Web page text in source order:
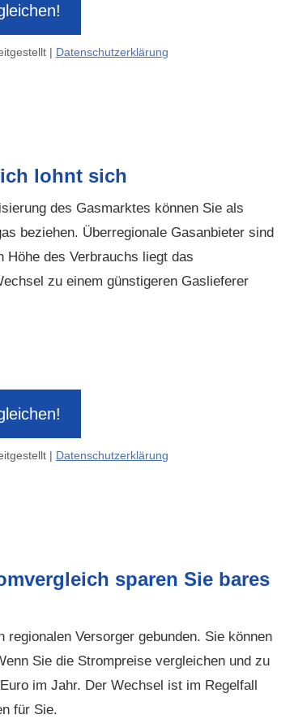
| Datenschutzerklärung
lohnt sich
des Gasmarktes können Sie als
beziehen. Überregionale Gasanbieter sind
des Verbrauchs liegt das
zu einem günstigeren Gaslieferer
| Datenschutzerklärung
sparen Sie bares
Versorger gebunden. Sie können
Sie die Strompreise ver­gleichen und zu
im Jahr. Der Wechsel ist im Regelfall
für Sie.